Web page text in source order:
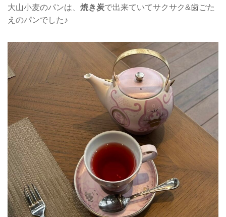
大山小麦のパンは、 焼き炭で出来ていてサクサク&歯ごた
えのパンでした♪